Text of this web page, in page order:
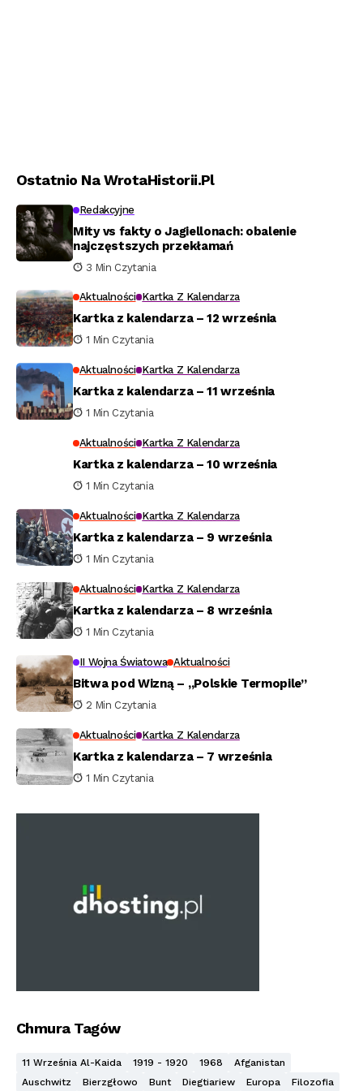
Ostatnio Na WrotaHistorii.pl
Redakcyjne
Mity vs fakty o Jagiellonach: obalenie
najczęstszych przekłamań
3 Min Czytania
Aktualności Kartka Z Kalendarza
Kartka z kalendarza – 12 września
1 Min Czytania
Aktualności Kartka Z Kalendarza
Kartka z kalendarza – 11 września
1 Min Czytania
Aktualności Kartka Z Kalendarza
Kartka z kalendarza – 10 września
1 Min Czytania
Aktualności Kartka Z Kalendarza
Kartka z kalendarza – 9 września
1 Min Czytania
Aktualności Kartka Z Kalendarza
Kartka z kalendarza – 8 września
1 Min Czytania
II Wojna Światowa Aktualności
Bitwa pod Wizną – „Polskie Termopile”
2 Min Czytania
Aktualności Kartka Z Kalendarza
Kartka z kalendarza – 7 września
1 Min Czytania
Chmura Tagów
11 Września Al-Kaida 1919 - 1920 1968
Afganistan
Auschwitz
Bierzgłowo Bunt Diegtiariew Europa Filozofia